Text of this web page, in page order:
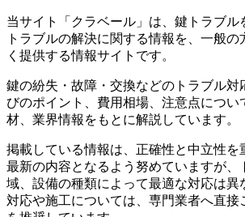
当サイト「クラベール」は、鍵トラブル
トラブルの解決に関する情報を、一般
く提供する情報サイトです。
鍵の紛失・故障・交換などのトラブル対
びのポイント、費用相場、注意点につい
材、業界情報をもとに解説しています。
掲載している情報は、正確性と中立性を
最新の内容となるよう努めていますが、
域、設備の種類によって最適な対応は異
対応や施工については、専門業者へ直接